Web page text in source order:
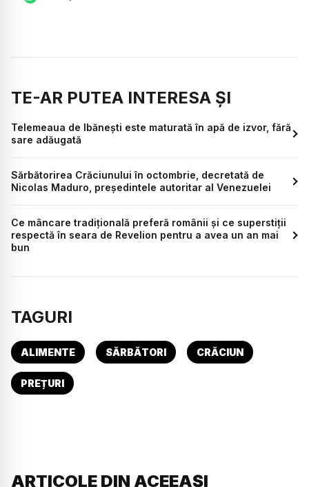
TE-AR PUTEA INTERESA ȘI
Telemeaua de Ibănești este maturată în apă de izvor, fără
sare adăugată
Sărbătorirea Crăciunului în octombrie, decretată de
Nicolas Maduro, președintele autoritar al Venezuelei
Ce mâncare tradițională preferă românii și ce superstiții
respectă în seara de Revelion pentru a avea un an mai
bun
TAGURI
ALIMENTE SĂRBĂTORI CRĂCIUN
PREȚURI
ARTICOLE DIN ACEEAȘI